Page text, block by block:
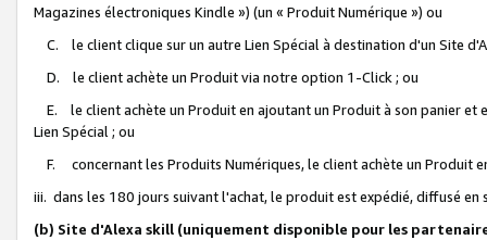
Magazines électroniques Kindle ») (un « Produit Numérique ») ou
C. le client clique sur un autre Lien Spécial à destination d'un Site
D. le client achète un Produit via notre option 1-Click ; ou
E. le client achète un Produit en ajoutant un Produit à son panier et
Lien Spécial ; ou
F. concernant les Produits Numériques, le client achète un Produit
iii. dans les 180 jours suivant l'achat, le produit est expédié, diffusé
(b) Site d'Alexa skill (uniquement disponible pour les